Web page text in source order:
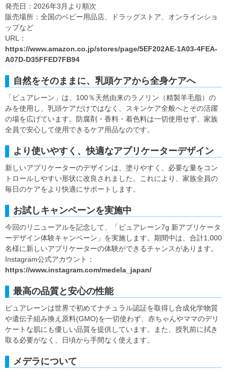
発売日：2026年3月より順次
販売場所：全国のベビー用品店、ドラッグストア、オンラインショ
ップなど
URL：
https://www.amazon.co.jp/stores/page/5EF202AE-1A03-4FEA-
A07D-D35FFED7FB94
自然をそのままに、乳頭ケアから全身ケアへ
「ピュアレーン」は、100％天然由来のラノリン（精製羊毛脂）の
みを使用し、乳頭ケアだけではなく、スキンケア全般へとその活躍
の場を広げています。防腐剤・香料・着色料は一切使用せず、家族
全員で安心して使用できるケア用品なのです。
より使いやすく、快適なアプリケーターデザイン
新しいアプリケーターのデザインは、塗りやすく、必要な量をコン
トロールしやすい形状に改良されました。これにより、家族全員の
毎日のケアをより快適にサポートします。
お試しキャンペーンを実施中
今回のリニューアルを記念して、「ピュアレーン7g 新アプリケータ
ーデザイン体験キャンペーン」を実施します。期間中は、合計1,000
名様に新しいアプリケーターの体験ができるチャンスがあります。
Instagram公式アカウント：
https://www.instagram.com/medela_japan/
最高の品質と安心の性能
ピュアレーンは世界で初めてナチュラル認証を取得し合成化学物質
や遺伝子組み換え原料(GMO)を一切使わず、赤ちゃんやママのデリ
ケートな肌にも優しい品質を提供しています。また、授乳前に拭き
取る必要がなく、日頃から手間なく使えます。
メデラについて